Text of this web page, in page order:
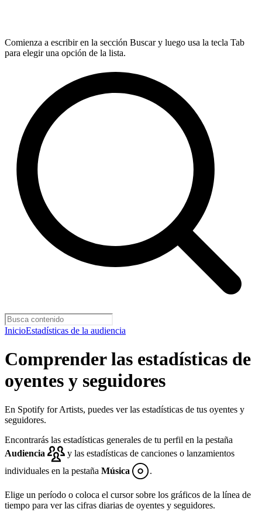
Comienza a escribir en la sección Buscar y luego usa la tecla Tab
para elegir una opción de la lista.
InicioEstadísticas de la audiencia
Comprender las estadísticas de
oyentes y seguidores
En Spotify for Artists, puedes ver las estadísticas de tus oyentes y
seguidores.
Encontrarás las estadísticas generales de tu perfil en la pestaña
Audiencia
y las estadísticas de canciones o lanzamientos
individuales en la pestaña Música .
Elige un período o coloca el cursor sobre los gráficos de la línea de
tiempo para ver las cifras diarias de oyentes y seguidores.